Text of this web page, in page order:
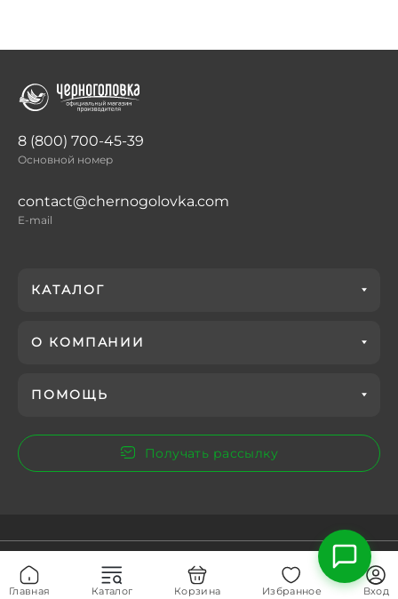
Главная Каталог Корзина Избранное Вход
8 (800) 700-45-39
Основной номер
contact@chernogolovka.com
E-mail
КАТАЛОГ
О КОМПАНИИ
ПОМОЩЬ
Получать рассылку